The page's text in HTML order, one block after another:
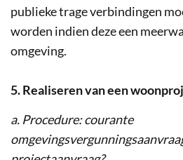
publieke trage verbindingen
worden indien deze een
omgeving.
5. Realiseren van een
a. Procedure: courante